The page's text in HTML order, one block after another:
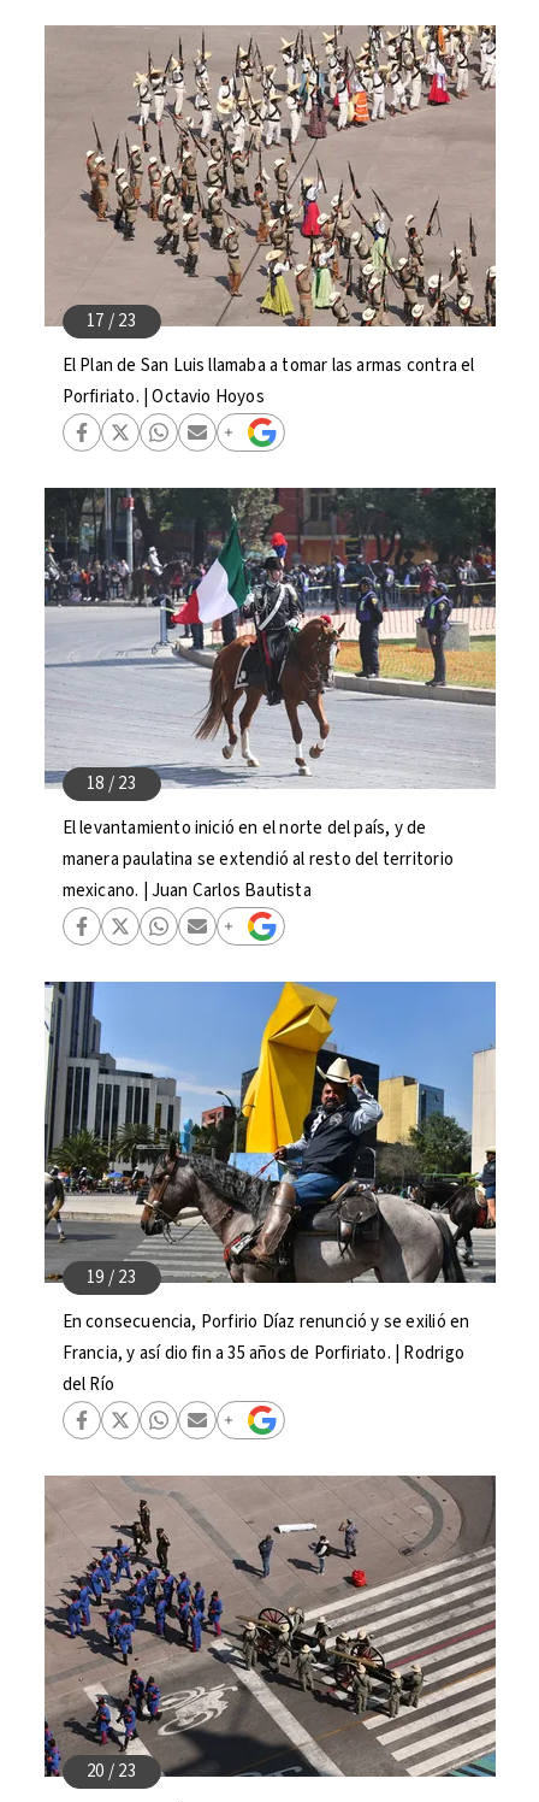
El Plan de San Luis llamaba a tomar las armas contra el
Porfiriato. | Octavio Hoyos
El levantamiento inició en el norte del país, y de
manera paulatina se extendió al resto del territorio
mexicano. | Juan Carlos Bautista
En consecuencia, Porfirio Díaz renunció y se exilió en
Francia, y así dio fin a 35 años de Porfiriato. | Rodrigo
del Río